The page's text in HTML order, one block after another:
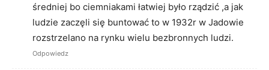
średniej bo ciemniakami łatwiej było rządzić ,a jak
ludzie zaczęli się buntować to w 1932r w Jadowie
rozstrzelano na rynku wielu bezbronnych ludzi.
Odpowiedz